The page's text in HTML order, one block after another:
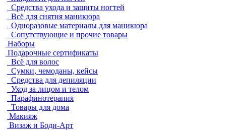
Средства ухода и защиты ногтей
Всё для снятия маникюра
Одноразовые материалы для маникюра
Сопутствующие и прочие товары
Наборы
Подарочные сертификаты
Всё для волос
Сумки, чемоданы, кейсы
Средства для депиляции
Уход за лицом и телом
Парафинотерапия
Товары для дома
Макияж
Визаж и Боди-Арт